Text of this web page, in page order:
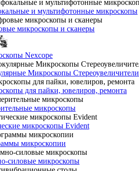
и мультифотонные микроскопы
микроскопы и сканеры
Nexcope
Микроскопы Стереоувеличители
для пайки, ювелиров, ремонта
микроскопы
микроскопы Evident
микроскопии
силовые микроскопы